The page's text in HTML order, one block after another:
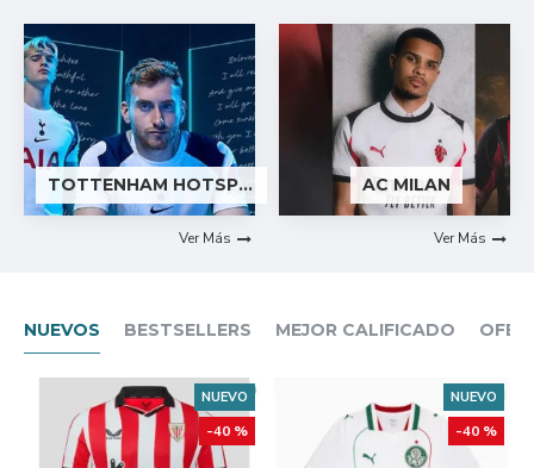
TOTTENHAM HOTSPUR
Ver Más
AC MILAN
Ver Más
NUEVOS BESTSELLERS MEJOR CALIFICADO
NUEVO
-40 %
NUEVO
-40 %